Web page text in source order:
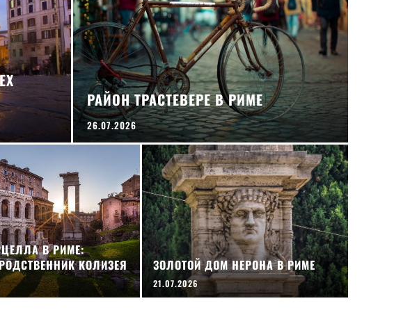
РАЙОН ТРАСТЕВЕРЕ В РИМЕ
26.07.2026
В РИМЕ:
КОЛИЗЕЯ
ЗОЛОТОЙ ДОМ НЕРОНА В РИМЕ
21.07.2026